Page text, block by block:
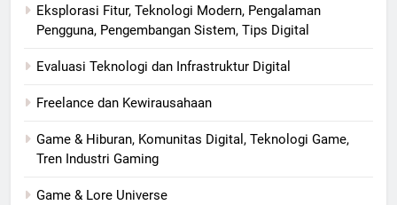
Eksplorasi Fitur, Teknologi Modern, Pengalaman
Pengguna, Pengembangan Sistem, Tips Digital
Evaluasi Teknologi dan Infrastruktur Digital
Freelance dan Kewirausahaan
Game & Hiburan, Komunitas Digital, Teknologi Game,
Tren Industri Gaming
Game & Lore Universe